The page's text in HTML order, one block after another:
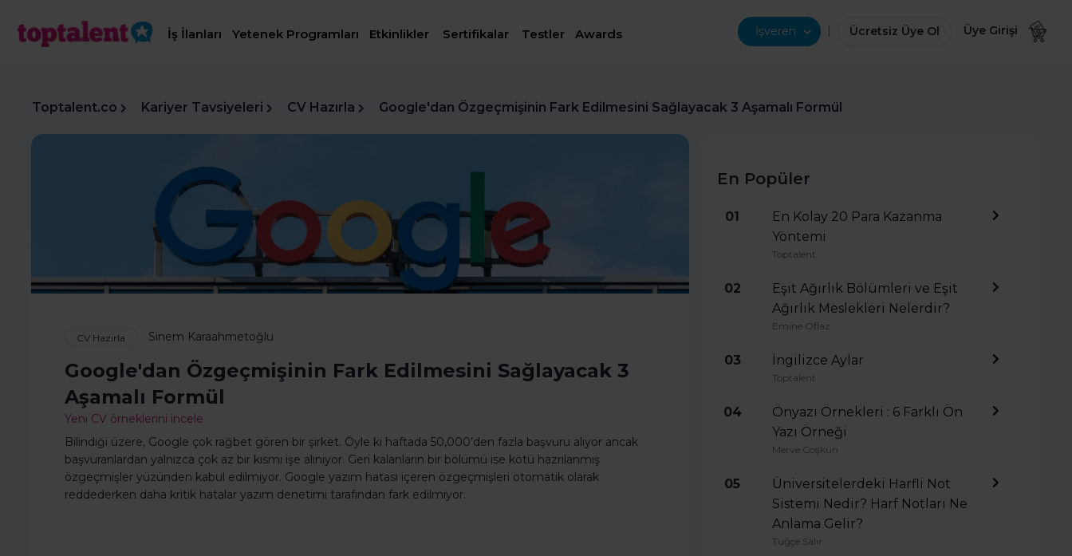
İş İlanları Yetenek Programları Etkinlikler Sertifikalar Testler Awards İşveren | Ücretsiz Üye Ol Üye Girişi
Toptalent.co Kariyer Tavsiyeleri CV Hazırla Google'dan Özgeçmişinin Fark Edilmesini Sağlayacak 3 Aşamalı Formül
CV Hazırla Sinem Karaahmetoğlu
Google'dan Özgeçmişinin Fark Edilmesini Sağlayacak 3
Aşamalı Formül
Yeni CV örneklerini incele
Bilindiği üzere, Google çok rağbet gören bir şirket. Öyle ki haftada 50,000’den fazla başvuru alıyor ancak
başvuranlardan yalnızca çok az bir kısmı işe alınıyor. Geri kalanların bir bölümü ise kötü hazrılanmış
özgeçmişler yüzünden kabul edilmiyor. Google yazım hatası içeren özgeçmişleri otomatik olarak
reddederken daha kritik hatalar yazım denetimi tarafından fark edilmiyor.
En Popüler
01
En Kolay 20 Para Kazanma
Yöntemi
Toptalent
02
Eşit Ağırlık Bölümleri ve Eşit
Ağırlık Meslekleri Nelerdir?
Emine Oflaz
03 İngilizce Aylar
Toptalent
04
Önyazı Örnekleri : 6 Farklı Ön
Yazı Örneği
Merve Coşkun
05
Üniversitelerdeki Harfli Not
Sistemi Nedir? Harf Notları Ne
Anlama Gelir?
Tuğçe Salır